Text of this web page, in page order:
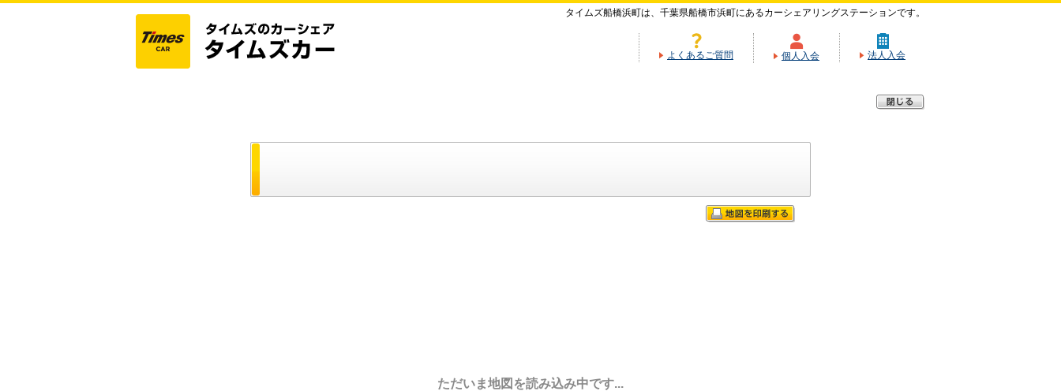
タイムズ船橋浜町は、千葉県船橋市浜町にあるカーシェアリングステーションです。
よくあるご質問 個人入会 法人入会
ただいま地図を読み込み中です...